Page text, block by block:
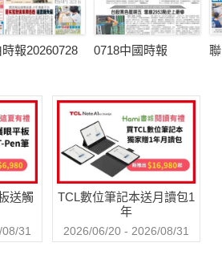
時報20260728 0718中國時報
送觸
31
TCL數位筆記本送月讀包1
年
2026/06/20 - 2026/08/31